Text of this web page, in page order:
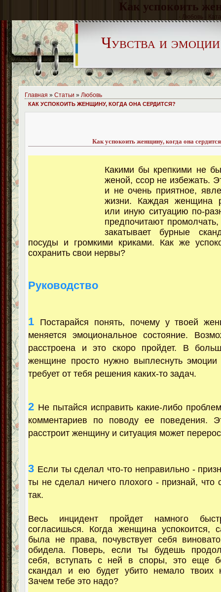
Как успокоить
- Любовь -
Чувства и эмоции
Главная » Статьи » Любовь
КАК УСПОКОИТЬ ЖЕНЩИНУ, КОГДА ОНА СЕРДИТСЯ?
Как успокоить женщину, когда она
Какими бы крепкими не
женой, ссор не избежать.
и не очень приятное,
жизни. Каждая женщина
или иную ситуацию по-
предпочитают
закатывает бурные
посуды и громкими криками. Как же
сохранить свои нервы?
Руководство
1
Постарайся понять, почему у твоей
меняется эмоциональное состояние.
расстроена и это скоро пройдет. В
женщине просто нужно выплеснуть
требует от тебя решения каких-то задач.
2 Не пытайся исправить какие-либо
комментариев по поводу ее поведения.
расстроит женщину и ситуация может
3 Если ты сделал что-то неправильно -
ты не сделал ничего плохого - признай, что
так.
Весь инцидент пройдет намного
согласишься. Когда женщина успокоится,
была не права, почувствует себя
обидела. Поверь, если ты будешь
себя, вступать с ней в споры, это еще
скандал и ею будет убито немало твоих
Зачем тебе это надо?